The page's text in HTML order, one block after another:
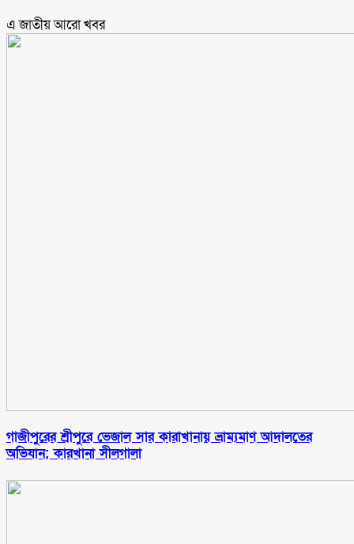
এ জাতীয় আরো ‍খবর
গাজীপুরের শ্রীপুরে ভেজাল সার কারাখানায় ভ্রাম্যমাণ আদালতের
অভিযান; কারখানা সীলগালা